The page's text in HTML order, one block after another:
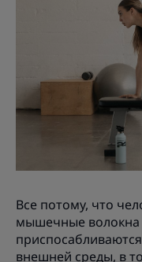
Все потому, что
мышечные волокна
внешней среды, в